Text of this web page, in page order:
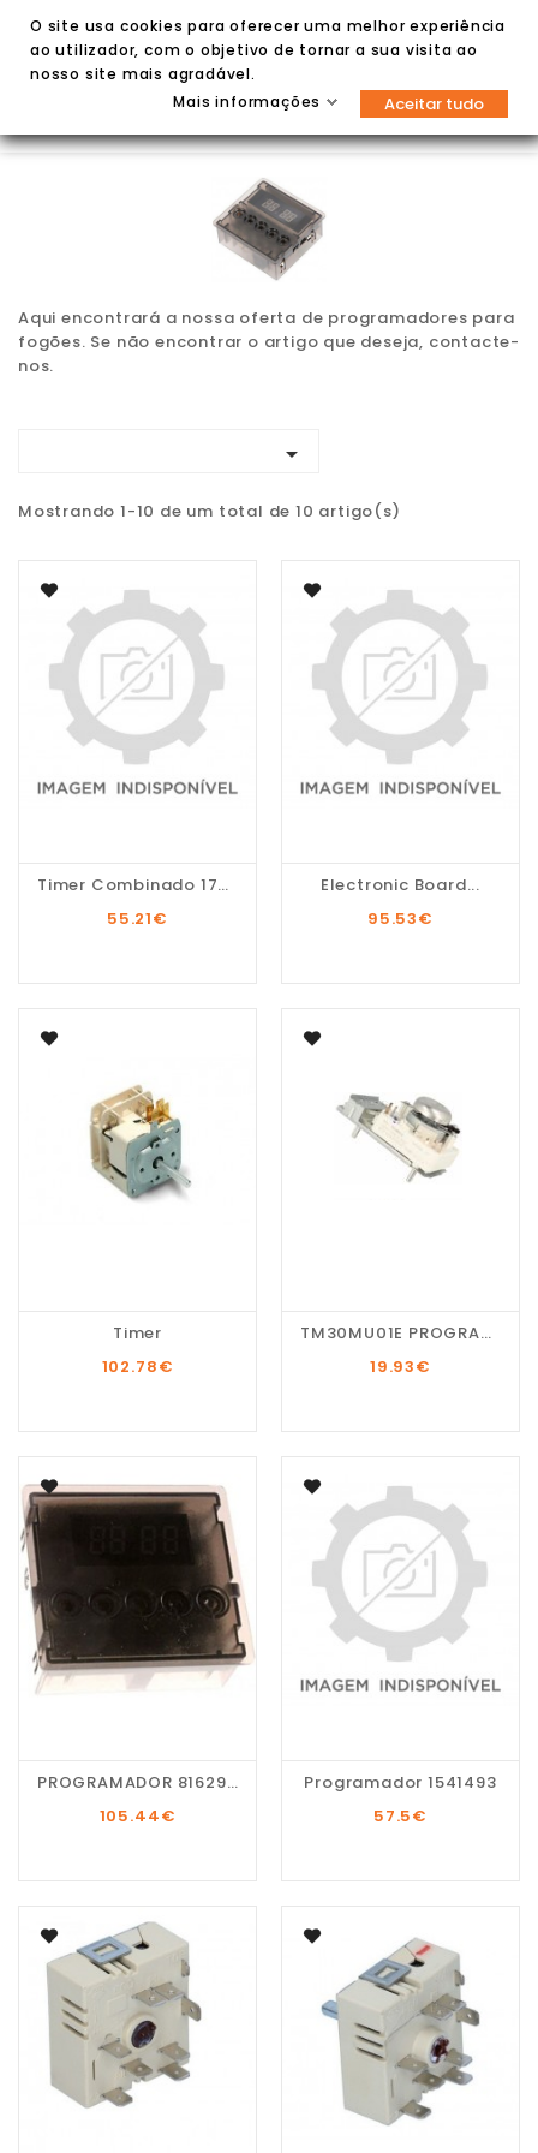

Aqui encontrará a nossa oferta de programadores para
fogões. Se não encontrar o artigo que deseja, contacte-
nos.

Mostrando 1-10 de um total de 10 artigo(s)
Timer Combinado 172341sat
55.21€
Electronic Board...
95.53€
Timer
102.78€
TM30MU01E PROGRAMADOR
19.93€
PROGRAMADOR 816291772
105.44€
Programador 1541493
57.5€
O site usa cookies para oferecer uma melhor experiência
ao utilizador, com o objetivo de tornar a sua visita ao
nosso site mais agradável.
Mais informações
Aceitar tudo